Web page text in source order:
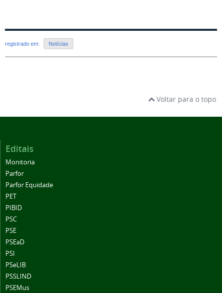
registrado em: Notícias
Voltar para o topo
Editais
Monitoria
Parfor
Parfor Equidade
PET
PIBID
PSC
PSE
PSEaD
PSI
PSeLIB
PSSLIND
PSEMus